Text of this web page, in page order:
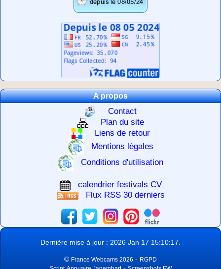
A propos
Contact
Plan du site
Liens de retour
Mentions légales
Conditions d'utilisation
calendrier festivals CV
Flux RSS 30 derniers
Dernière mise à jour : 2026 Jan 17 15:10:17.
© France Webcams 2026 - RGPD